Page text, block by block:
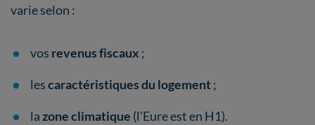
varie selon :
vos revenus fiscaux ;
lescaractéristiques du logement;
la zone climatique (l’Eure est en H1).